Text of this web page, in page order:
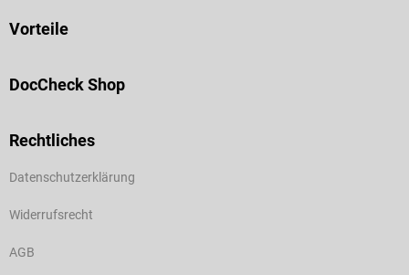
Vorteile
DocCheck Shop
Rechtliches
Datenschutzerklärung
Widerrufsrecht
AGB